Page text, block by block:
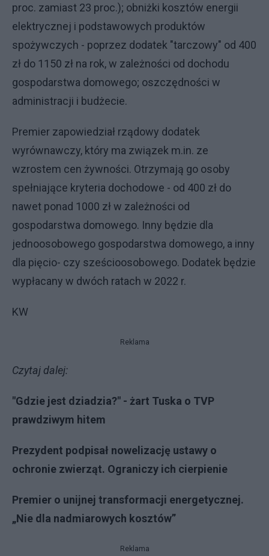
proc. zamiast 23 proc.); obniżki kosztów energii
elektrycznej i podstawowych produktów
spożywczych - poprzez dodatek "tarczowy" od 400
zł do 1150 zł na rok, w zależności od dochodu
gospodarstwa domowego; oszczędności w
administracji i budżecie.
Premier zapowiedział rządowy dodatek
wyrównawczy, który ma związek m.in. ze
wzrostem cen żywności. Otrzymają go osoby
spełniające kryteria dochodowe - od 400 zł do
nawet ponad 1000 zł w zależności od
gospodarstwa domowego. Inny będzie dla
jednoosobowego gospodarstwa domowego, a inny
dla pięcio- czy sześcioosobowego. Dodatek będzie
wypłacany w dwóch ratach w 2022 r.
KW
Reklama
Czytaj dalej:
"Gdzie jest dziadzia?" - żart Tuska o TVP
prawdziwym hitem
Prezydent podpisał nowelizację ustawy o
ochronie zwierząt. Ograniczy ich cierpienie
Premier o unijnej transformacji energetycznej.
„Nie dla nadmiarowych kosztów”
Reklama